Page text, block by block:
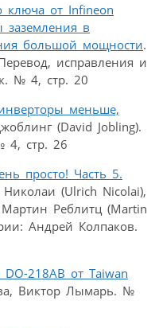
ключа от Infineon
заземления в
большой мощности.
исправления и
№ 4, стр. 20
меньше,
(David Jobling).
4, стр. 26
просто! Часть 5.
(Ulrich Nicolai),
Реблитц (Martin
Андрей Колпаков.
218AB от Taiwan
Виктор Лымарь. №